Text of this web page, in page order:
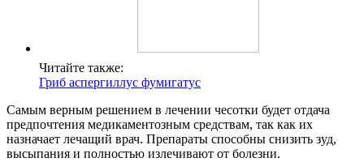
Читайте также:
Гриб аспергиллус фумигатус
Самым верным решением в лечении чесотки будет отдача
предпочтения медикаментозным средствам, так как их
назначает лечащий врач. Препараты способны снизить зуд,
высыпания и полностью излечивают от болезни.